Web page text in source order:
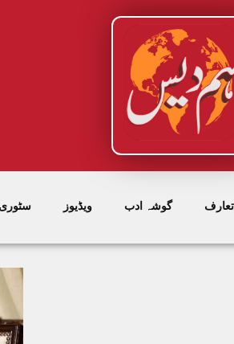
تعارف گوشہ ادب ویڈیوز